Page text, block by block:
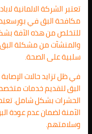
تعتبر الشركة الالمانية
مكافحة البق في
للتخلص من هذه الآفة
والمنشآت من مشكلة
سلبية على الصحة.
في ظل تزايد حالات الإصابة
البق لتقديم خدمات
الحشرات بشكل شامل.
الآمنة لضمان عدم عودة
وسلامتهم.